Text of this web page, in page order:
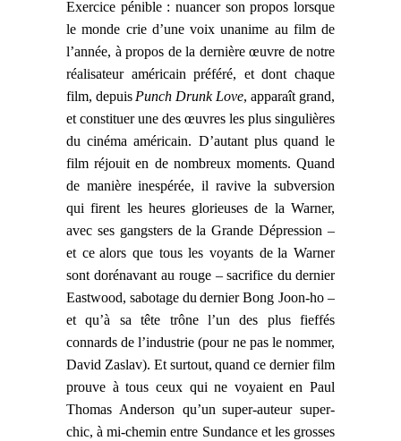
Exercice pénible : nuancer son propos lorsque
le monde crie d’une voix unanime au film de
l’année, à propos de la dernière œuvre de notre
réalisateur américain préféré, et dont chaque
film, depuisPunch Drunk Love, apparaît grand,
et constituer une des œuvres les plus singulières
du cinémaaméricain. D’autant plus quand le
film réjouit en de nombreux moments. Quand
de manière inespérée, il ravive la subversion
qui firent les heures glorieuses de la Warner,
avec ses gangsters de la Grande Dépression –
et ce alors que tous les voyants de la Warner
sont dorénavant au rouge – sacrifice du dernier
Eastwood, sabotage dudernier Bong Joon-ho –
et qu’à sa tête trône l’un des plus fieffés
connards de l’industrie (pour ne pas le nommer,
David Zaslav). Et surtout, quand ce dernier film
prouve à tous ceux qui ne voyaient en Paul
Thomas Anderson qu’un super-auteur super-
chic, à mi-chemin entre Sundance et les grosses